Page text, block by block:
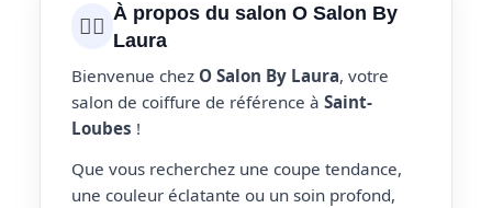
💇‍♀️ À propos du salon O Salon By
Laura
Bienvenue chez O Salon By Laura, votre
salon de coiffure de référence à Saint-
Loubes !
Que vous recherchez une coupe tendance,
une couleur éclatante ou un soin profond,